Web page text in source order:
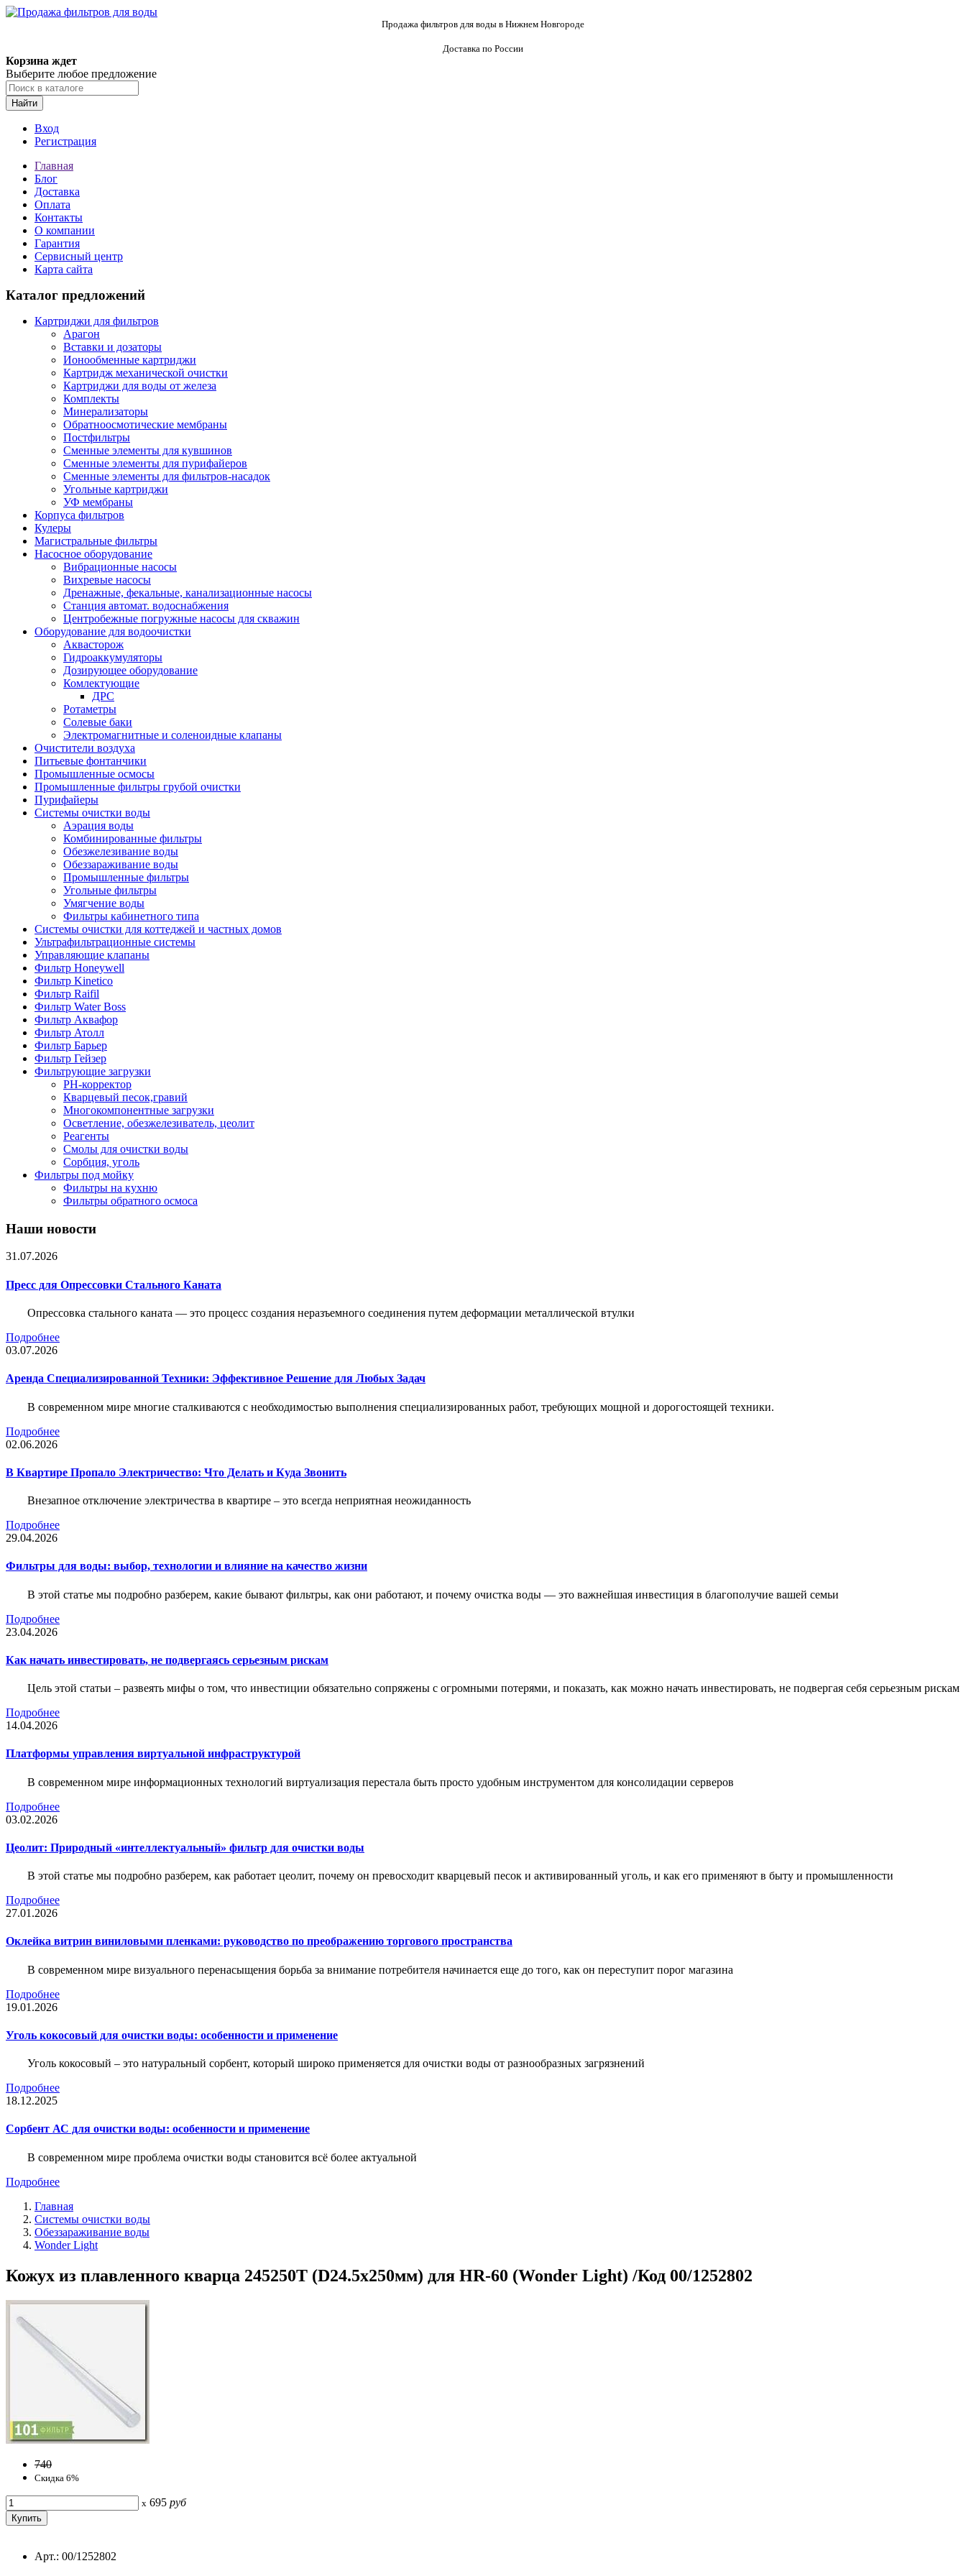
Продажа фильтров для воды в Нижнем Новгороде
Доставка по России
Корзина ждет
Выберите любое предложение
Найти
Вход
Регистрация
Главная
Блог
Доставка
Оплата
Контакты
О компании
Гарантия
Сервисный центр
Карта сайта
Каталог предложений
Картриджи для фильтров
Арагон
Вставки и дозаторы
Ионообменные картриджи
Картридж механической очистки
Картриджи для воды от железа
Комплекты
Минерализаторы
Обратноосмотические мембраны
Постфильтры
Сменные элементы для кувшинов
Сменные элементы для пурифайеров
Сменные элементы для фильтров-насадок
Угольные картриджи
УФ мембраны
Корпуса фильтров
Кулеры
Магистральные фильтры
Насосное оборудование
Вибрационные насосы
Вихревые насосы
Дренажные, фекальные, канализационные насосы
Станция автомат. водоснабжения
Центробежные погружные насосы для скважин
Оборудование для водоочистки
Аквасторож
Гидроаккумуляторы
Дозирующее оборудование
Комлектующие
ДРС
Ротаметры
Солевые баки
Электромагнитные и соленоидные клапаны
Очистители воздуха
Питьевые фонтанчики
Промышленные осмосы
Промышленные фильтры грубой очистки
Пурифайеры
Системы очистки воды
Аэрация воды
Комбинированные фильтры
Обезжелезивание воды
Обеззараживание воды
Промышленные фильтры
Угольные фильтры
Умягчение воды
Фильтры кабинетного типа
Системы очистки для коттеджей и частных домов
Ультрафильтрационные системы
Управляющие клапаны
Фильтр Honeywell
Фильтр Kinetico
Фильтр Raifil
Фильтр Water Boss
Фильтр Аквафор
Фильтр Атолл
Фильтр Барьер
Фильтр Гейзер
Фильтрующие загрузки
PH-корректор
Кварцевый песок,гравий
Многокомпонентные загрузки
Осветление, обезжелезиватель, цеолит
Реагенты
Смолы для очистки воды
Сорбция, уголь
Фильтры под мойку
Фильтры на кухню
Фильтры обратного осмоса
Наши новости
31.07.2026
Пресс для Опрессовки Стального Каната
Опрессовка стального каната — это процесс создания неразъемного соединения путем деформации металлической втулки
Подробнее
03.07.2026
Аренда Специализированной Техники: Эффективное Решение для Любых Задач
В современном мире многие сталкиваются с необходимостью выполнения специализированных работ, требующих мощной и дорогостоящей техники.
Подробнее
02.06.2026
В Квартире Пропало Электричество: Что Делать и Куда Звонить
Внезапное отключение электричества в квартире – это всегда неприятная неожиданность
Подробнее
29.04.2026
Фильтры для воды: выбор, технологии и влияние на качество жизни
В этой статье мы подробно разберем, какие бывают фильтры, как они работают, и почему очистка воды — это важнейшая инвестиция в благополучие вашей семьи
Подробнее
23.04.2026
Как начать инвестировать, не подвергаясь серьезным рискам
Цель этой статьи – развеять мифы о том, что инвестиции обязательно сопряжены с огромными потерями, и показать, как можно начать инвестировать, не подвергая себя серьезным рискам
Подробнее
14.04.2026
Платформы управления виртуальной инфраструктурой
В современном мире информационных технологий виртуализация перестала быть просто удобным инструментом для консолидации серверов
Подробнее
03.02.2026
Цеолит: Природный «интеллектуальный» фильтр для очистки воды
В этой статье мы подробно разберем, как работает цеолит, почему он превосходит кварцевый песок и активированный уголь, и как его применяют в быту и промышленности
Подробнее
27.01.2026
Оклейка витрин виниловыми пленками: руководство по преображению торгового пространства
В современном мире визуального перенасыщения борьба за внимание потребителя начинается еще до того, как он переступит порог магазина
Подробнее
19.01.2026
Уголь кокосовый для очистки воды: особенности и применение
Уголь кокосовый – это натуральный сорбент, который широко применяется для очистки воды от разнообразных загрязнений
Подробнее
18.12.2025
Сорбент АС для очистки воды: особенности и применение
В современном мире проблема очистки воды становится всё более актуальной
Подробнее
Главная
Системы очистки воды
Обеззараживание воды
Wonder Light
Кожух из плавленного кварца 245250T (D24.5x250мм) для HR-60 (Wonder Light) /Код 00/1252802
740
Скидка 6%
x 695 руб
Арт.: 00/1252802